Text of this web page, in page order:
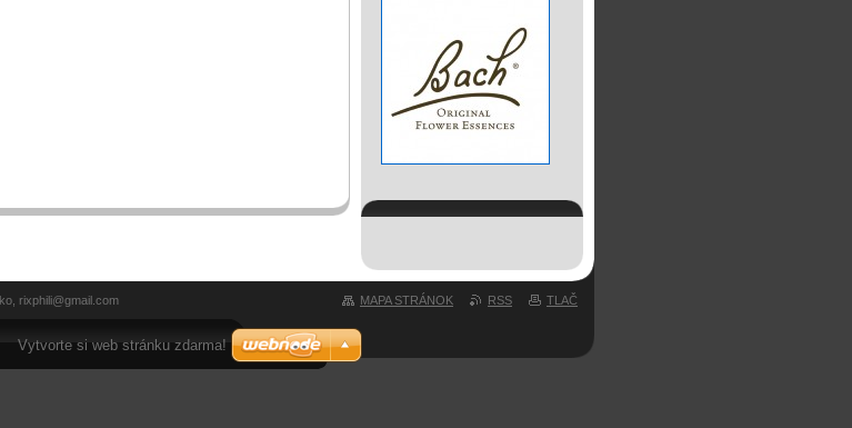
MAPA STRÁNOK RSS TLAČ
rixphili@gmail.com
Vytvorte si web stránku zdarma!